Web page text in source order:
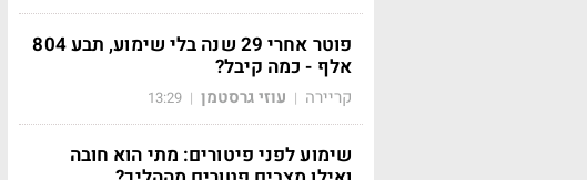
פוטר אחרי 29 שנה בלי שימוע, תבע 804
אלף - כמה קיבל?
קריירה | עוזי גרסטמן |
13:29
שימוע לפני פיטורים: מתי הוא חובה